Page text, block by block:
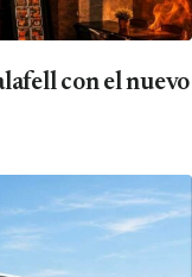
con el nuevo